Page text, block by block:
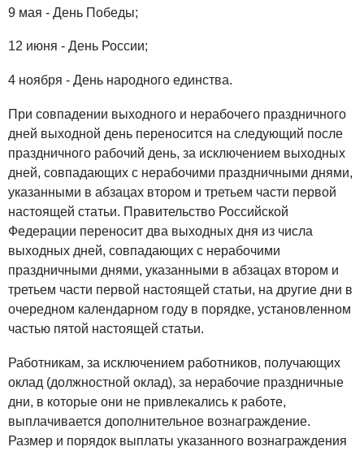
9 мая - День Победы;
12 июня - День России;
4 ноября - День народного единства.
При совпадении выходного и нерабочего праздничного
дней выходной день переносится на следующий после
праздничного рабочий день, за исключением выходных
дней, совпадающих с нерабочими праздничными днями,
указанными в абзацах втором и третьем части первой
настоящей статьи. Правительство Российской
Федерации переносит два выходных дня из числа
выходных дней, совпадающих с нерабочими
праздничными днями, указанными в абзацах втором и
третьем части первой настоящей статьи, на другие дни в
очередном календарном году в порядке, установленном
частью пятой настоящей статьи.
Работникам, за исключением работников, получающих
оклад (должностной оклад), за нерабочие праздничные
дни, в которые они не привлекались к работе,
выплачивается дополнительное вознаграждение.
Размер и порядок выплаты указанного вознаграждения